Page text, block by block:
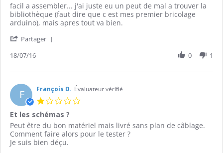
Review
by
Wolfin
on
Jul
review
stating
bon
afficheur
facil a assembler... j'ai juste eu un peut de mal a trouver la
bibliothèque (faut dire que c est mes premier bricolage
arduino), mais apres tout va bien.
Partager
Wolfin
on
18
Jul
2016
18/07/16 0 1
F François D. Évaluateur vérifié
Et les schémas ?
Review
by
François
review
stating
Et
Peut être du bon matériel mais livré sans plan de câblage.
Comment faire alors pour le tester ?
Je suis bien déçu.